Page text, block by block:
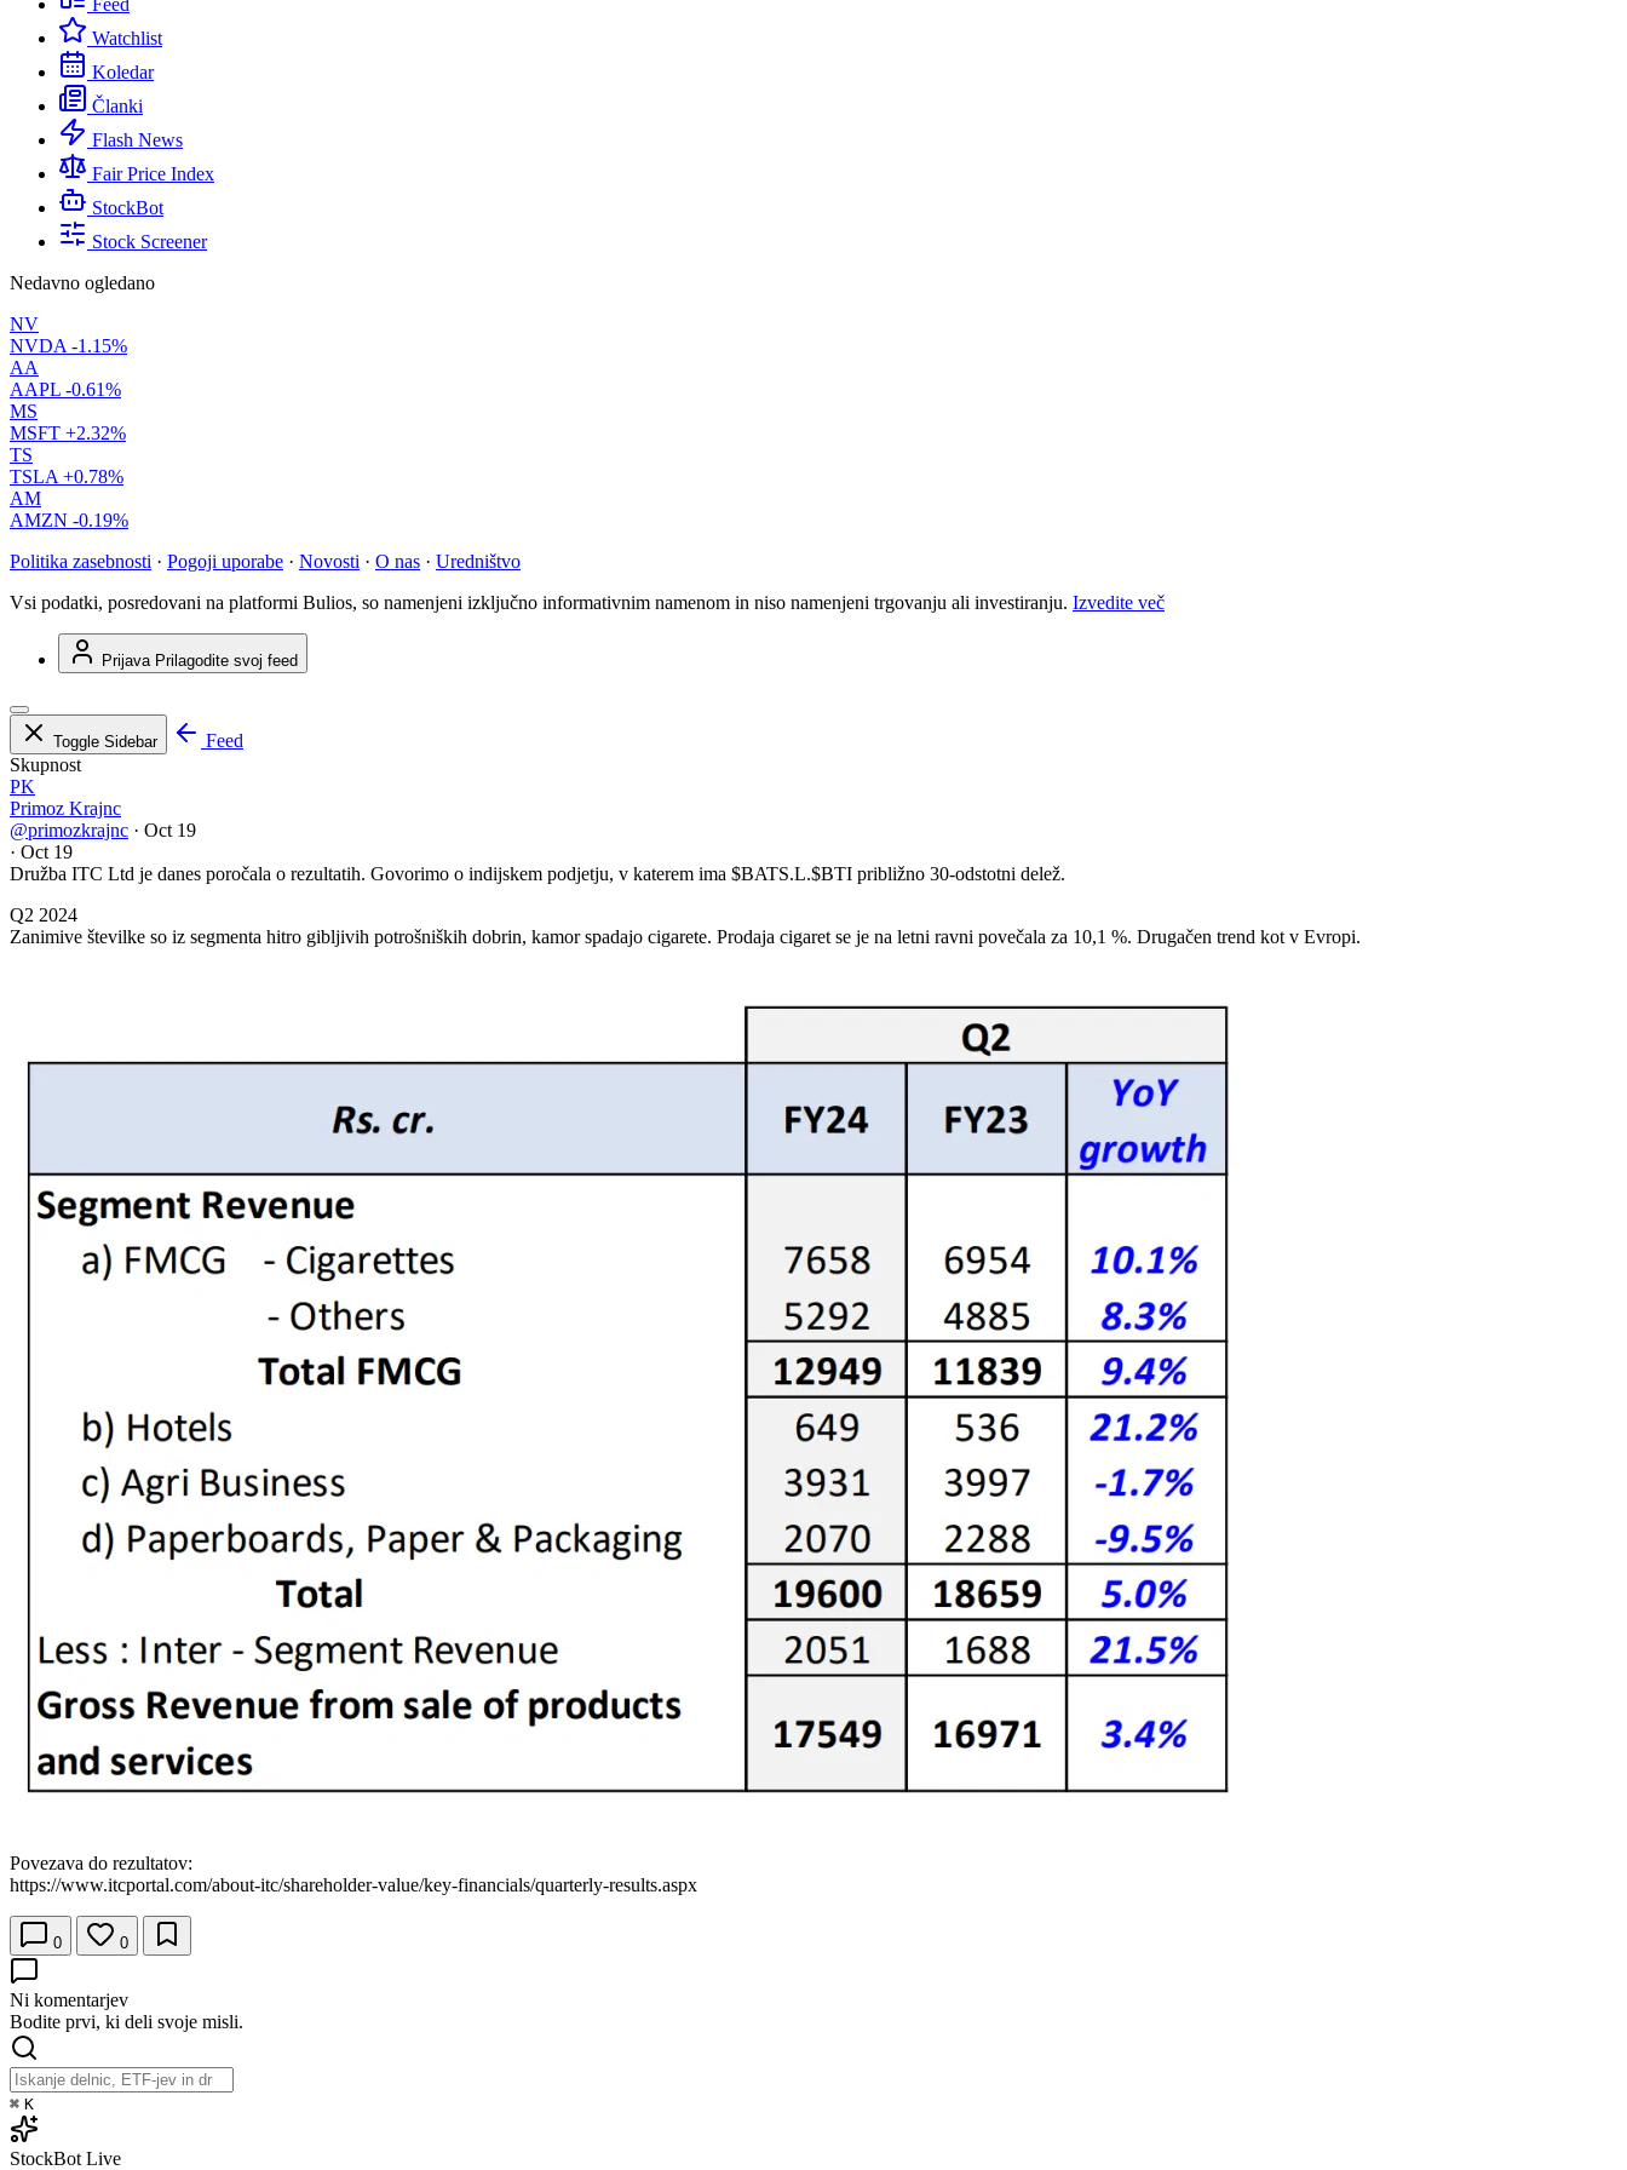
Feed
Watchlist
Koledar
Članki
Flash News
Fair Price Index
StockBot
Stock Screener
Nedavno ogledano
NV
NVDA -1.15%
AA
AAPL -0.61%
MS
MSFT +2.32%
TS
TSLA +0.78%
AM
AMZN -0.19%
Politika zasebnosti · Pogoji uporabe · Novosti · O nas · Uredništvo
Vsi podatki, posredovani na platformi Bulios, so namenjeni izključno informativnim namenom in niso namenjeni trgovanju ali investiranju. Izvedite več
Prijava Prilagodite svoj feed
Toggle Sidebar
Feed
Skupnost
PK
Primoz Krajnc
@primozkrajnc · Oct 19
· Oct 19
Družba ITC Ltd je danes poročala o rezultatih. Govorimo o indijskem podjetju, v katerem ima $BATS.L.$BTI približno 30-odstotni delež.
Q2 2024
Zanimive številke so iz segmenta hitro gibljivih potrošniških dobrin, kamor spadajo cigarete. Prodaja cigaret se je na letni ravni povečala za 10,1 %. Drugačen trend kot v Evropi.
Povezava do rezultatov:
https://www.itcportal.com/about-itc/shareholder-value/key-financials/quarterly-results.aspx
0 0
Ni komentarjev
Bodite prvi, ki deli svoje misli.
⌘ K
StockBot Live